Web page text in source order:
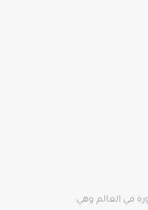
في العالم وهي: